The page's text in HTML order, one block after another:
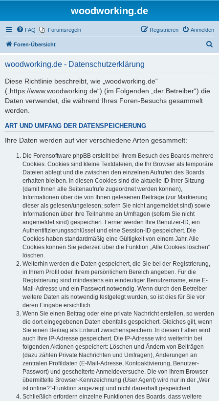
woodworking.de
FAQ Forumsregeln Anmelden
Registrieren
Foren-Übersicht
woodworking.de - Datenschutzerklärung
Diese Richtlinie beschreibt, wie „woodworking.de“
(„https://www.woodworking.de“) (im Folgenden „der Betreiber“) die
Daten verwendet, die während Ihres Foren-Besuchs gesammelt
werden.
ART UND UMFANG DER DATENSPEICHERUNG
Ihre Daten werden auf vier verschiedene Arten gesammelt:
Die Forensoftware phpBB erstellt bei Ihrem Besuch des Boards mehrere
Cookies. Cookies sind kleine Textdateien, die Ihr Browser als temporäre
Dateien ablegt und die zwischen den einzelnen Aufrufen des Boards
erhalten bleiben. In diesen Cookies sind die aktuelle ID Ihrer Sitzung
(damit Ihnen alle Seitenaufrufe zugeordnet werden können),
Informationen über die von Ihnen gelesenen Beiträge (zur Markierung
dieser als gelesen/ungelesen; sofern Sie nicht angemeldet sind) sowie
Informationen über Ihre Teilnahme an Umfragen (sofern Sie nicht
angemeldet sind) gespeichert. Ferner werden Ihre Benutzer-ID, ein
Authentifizierungsschlüssel und eine Session-ID gespeichert. Die
Cookies haben standardmäßig eine Gültigkeit von einem Jahr. Alle
Cookies können Sie jederzeit über die Funktion „Alle Cookies löschen“
löschen.
Weiterhin werden die Daten gespeichert, die Sie bei der Registrierung,
in Ihrem Profil oder Ihrem persönlichem Bereich angeben. Für die
Registrierung sind mindestens ein eindeutiger Benutzername, eine E-
Mail-Adresse und ein Passwort notwendig. Wenn durch den Betreiber
weitere Daten als notwendig festgelegt wurden, so ist dies für Sie vor
deren Eingabe ersichtlich.
Wenn Sie einen Beitrag oder eine private Nachricht erstellen, so werden
die dort eingegebenen Daten ebenfalls gespeichert. Gleiches gilt, wenn
Sie einen Beitrag als Entwurf zwischenspeichern. In diesen Fällen wird
auch Ihre IP-Adresse gespeichert. Die IP-Adresse wird weiterhin bei
folgenden Aktionen gespeichert: Löschen und Ändern von Beiträgen
(dazu zählen Private Nachrichten und Umfragen), Änderungen an
zentralen Profildaten (E-Mail-Adresse, Kontoaktivierung, Benutzer-
Passwort) und gescheiterte Anmeldeversuche. Die von Ihrem Browser
übermittelte Browser-Kennzeichnung (User Agent) wird nur in der „Wer
ist online?“-Funktion angezeigt und nicht dauerhaft gespeichert.
Schließlich erfordern einzelne Funktionen des Boards, dass weitere